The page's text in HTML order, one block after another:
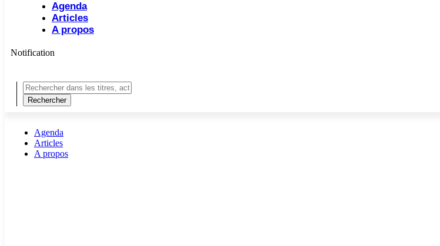
Agenda
Articles
A propos
Notification
Agenda
Articles
A propos